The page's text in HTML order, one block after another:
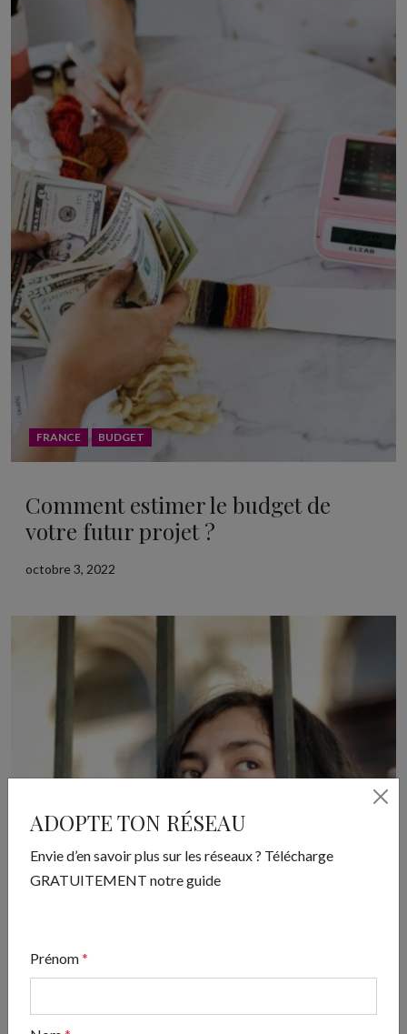
ADOPTE TON RÉSEAU
Envie d’en savoir plus sur les réseaux ? Télécharge
GRATUITEMENT notre guide
Prénom*
FRANCE BUDGET
Comment estimer le budget de
votre futur projet ?
octobre 3, 2022